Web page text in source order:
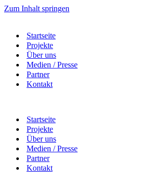
Zum Inhalt springen
Startseite
Projekte
Über uns
Medien / Presse
Partner
Kontakt
Startseite
Projekte
Über uns
Medien / Presse
Partner
Kontakt